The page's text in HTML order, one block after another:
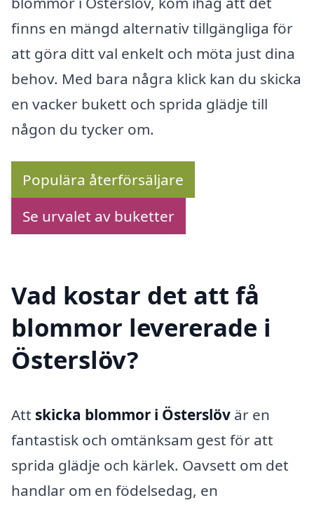
finns en mängd alternativ tillgängliga för
att göra ditt val enkelt och möta just dina
behov. Med bara några klick kan du skicka
en vacker bukett och sprida glädje till
någon du tycker om.
Populära återförsäljare
Se urvalet av buketter
Vad kostar det att få
blommor levererade i
Österslöv?
Att skicka blommor i Österslöv är en
fantastisk och omtänksam gest för att
sprida glädje och kärlek. Oavsett om det
handlar om en födelsedag, en